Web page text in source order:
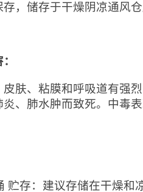
存，储存于干燥阴凉通风
皮肤、粘膜和呼吸道有强
炎、肺水肿而致死。中毒
贮存：建议存储在干燥和